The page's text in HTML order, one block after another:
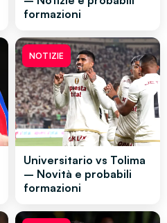
formazioni
NOTIZIE
Universitario vs Tolima
– Novità e probabili
formazioni